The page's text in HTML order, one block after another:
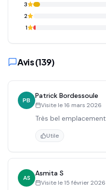
3
2
1
Avis (139)
PB
Patrick Bordessoule
Visite le16 mars 2026
Très bel emplacement
Utile
AS
Asmita S
Visite le15 février 2026